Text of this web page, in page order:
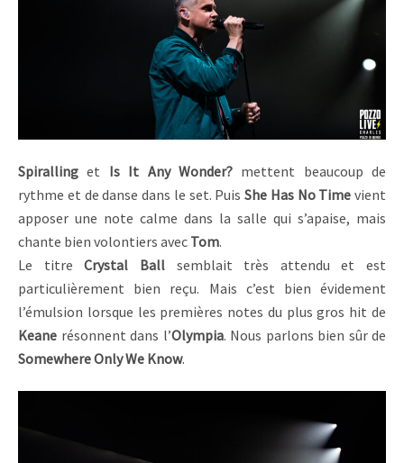
Spiralling et Is It Any Wonder?mettent beaucoup de
rythme et de danse dans le set. Puis She Has No Time vient
apposer une note calme dans la salle qui s’apaise, mais
chante bien volontiers avec Tom.
Le titreCrystal Ballsemblait très attendu et est
particulièrement bien reçu. Mais c’est bien évidement
l’émulsion lorsque les premières notes du plus gros hit de
Keane résonnent dans l’Olympia. Nous parlons bien sûr de
Somewhere Only We Know.